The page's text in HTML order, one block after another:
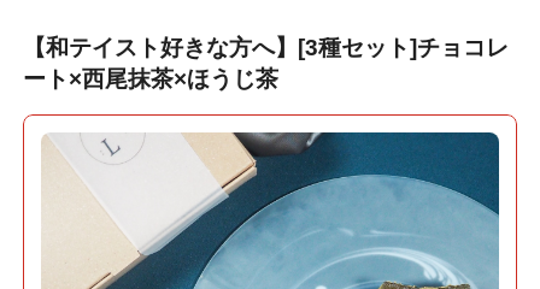
【和テイスト好きな方へ】[3種セット]チョコレ
ート×西尾抹茶×ほうじ茶